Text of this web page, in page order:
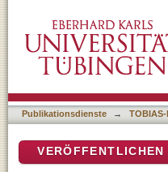
Publikationsdienste →
VERÖFFENTLICHEN